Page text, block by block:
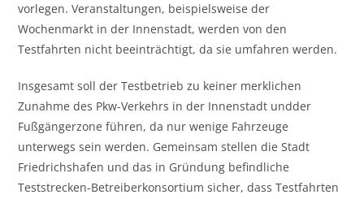
vorlegen. Veranstaltungen, beispielsweise der
Wochenmarkt in der Innenstadt, werden von den
Testfahrten nicht beeinträchtigt, da sie umfahren werden.
Insgesamt soll der Testbetrieb zu keiner merklichen
Zunahme des Pkw-Verkehrs in der Innenstadt undder
Fußgängerzone führen, da nur wenige Fahrzeuge
unterwegs sein werden. Gemeinsam stellen die Stadt
Friedrichshafen und das in Gründung befindliche
Teststrecken-Betreiberkonsortium sicher, dass Testfahrten